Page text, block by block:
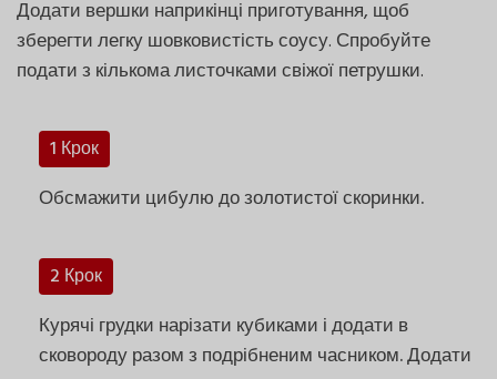
Додати вершки наприкінці приготування, щоб
зберегти легку шовковистість соусу. Спробуйте
подати з кількома листочками свіжої петрушки.
1 Крок
Обсмажити цибулю до золотистої скоринки.
2 Крок
Курячі грудки нарізати кубиками і додати в
сковороду разом з подрібненим часником. Додати